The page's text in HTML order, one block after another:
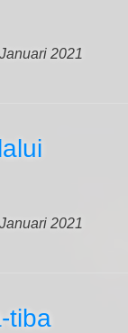
2021
2021
tiba